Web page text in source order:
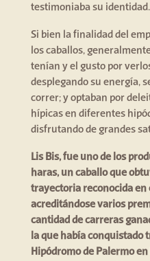
testimoniaba su identidad.
Si bien la finalidad del
los caballos,
tenían y el gusto por
desplegando su energía,
correr; y optaban por
hípicas en diferentes
disfrutando de grandes
Lis Bis, fue uno de los
haras, un caballo que
trayectoria reconocida
acreditándose varios
cantidad de carreras
la que había conquistado
Hipódromo de Palermo